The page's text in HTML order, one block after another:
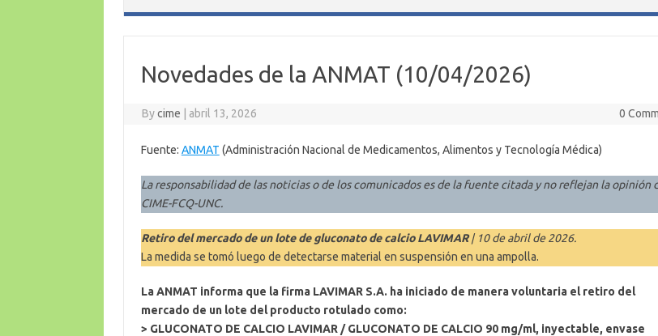
Novedades de la ANMAT (10/04/2026)
Bycime abril 13, 2026 0
Fuente: ANMAT (Administración Nacional de Medicamentos, Alimentos y Tecnología Médica)
La responsabilidad de las noticias o de los comunicados es de la fuente citada y no reflejan la opinión
CIME-FCQ-UNC.
Retiro del mercado de un lote de gluconato de calcio LAVIMAR| 10 de abril de 2026.
La medida se tomó luego de detectarse material en suspensión en una ampolla.
La ANMAT informa que la firma LAVIMAR S.A. ha iniciado de manera voluntaria el retiro del
mercado de un lote del producto rotulado como:
> GLUCONATO DE CALCIO LAVIMAR / GLUCONATO DE CALCIO 90 mg/ml, inyectable, envase